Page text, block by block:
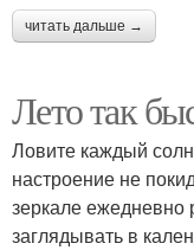
читать дальше →
Лето так
Ловите каждый
настроение не
зеркале ежедневно
заглядывать в